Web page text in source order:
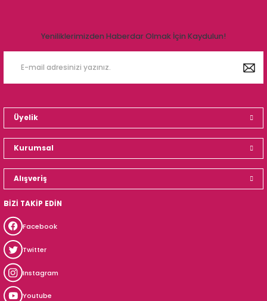
Yeniliklerimizden Haberdar Olmak İçin Kaydulun!
Üyelik
Kurumsal
Alışveriş
BİZİ TAKİP EDİN
Facebook
Twitter
Instagram
Youtube